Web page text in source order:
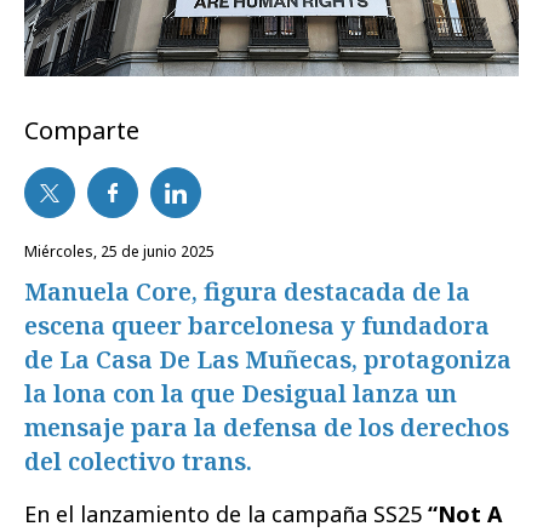
Comparte
miércoles, 25 de junio 2025
Manuela Core, figura destacada de la
escena queer barcelonesa y fundadora
de La Casa De Las Muñecas, protagoniza
la lona con la que Desigual lanza un
mensaje para la defensa de los derechos
del colectivo trans.
En el lanzamiento de la campaña SS25 “Not A